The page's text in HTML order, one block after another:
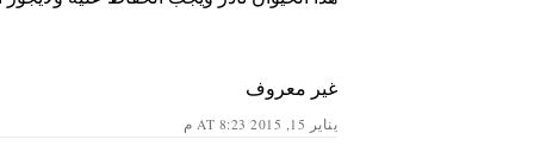
غير معروف
يناير 15, 2015 AT 8:23 م